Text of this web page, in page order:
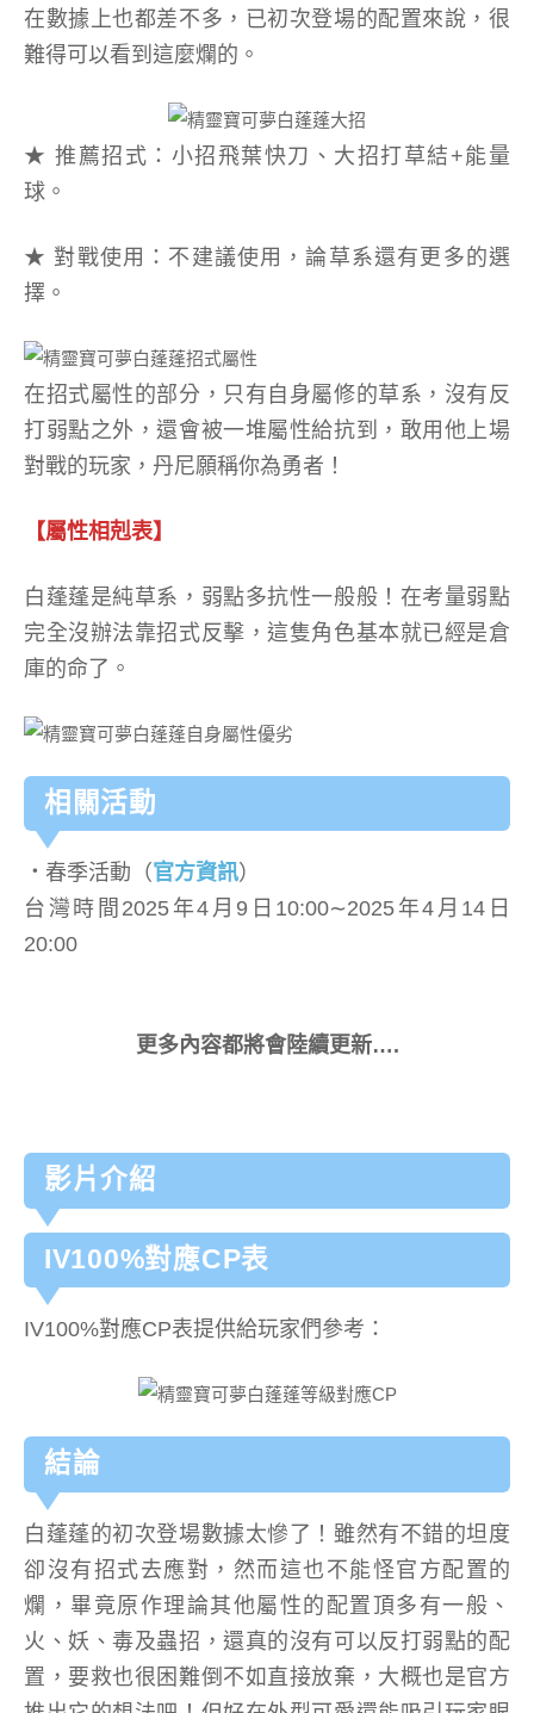
在數據上也都差不多，已初次登場的配置來說，很
難得可以看到這麼爛的。
★ 推薦招式：小招飛葉快刀、大招打草結+能量
球。
★ 對戰使用：不建議使用，論草系還有更多的選
擇。
在招式屬性的部分，只有自身屬修的草系，沒有反
打弱點之外，還會被一堆屬性給抗到，敢用他上場
對戰的玩家，丹尼願稱你為勇者！
【屬性相剋表】
白蓬蓬是純草系，弱點多抗性一般般！在考量弱點
完全沒辦法靠招式反擊，這隻角色基本就已經是倉
庫的命了。
相關活動
． 春季活動（官方資訊）
台灣時間2025年4月9日10:00∼2025年4月14日
20:00
更多內容都將會陸續更新….
影片介紹
IV100%對應CP表
IV100%對應CP表提供給玩家們參考：
結論
白蓬蓬的初次登場數據太慘了！雖然有不錯的坦度
卻沒有招式去應對，然而這也不能怪官方配置的
爛，畢竟原作理論其他屬性的配置頂多有一般、
火、妖、毒及蟲招，還真的沒有可以反打弱點的配
置，要救也很困難倒不如直接放棄，大概也是官方